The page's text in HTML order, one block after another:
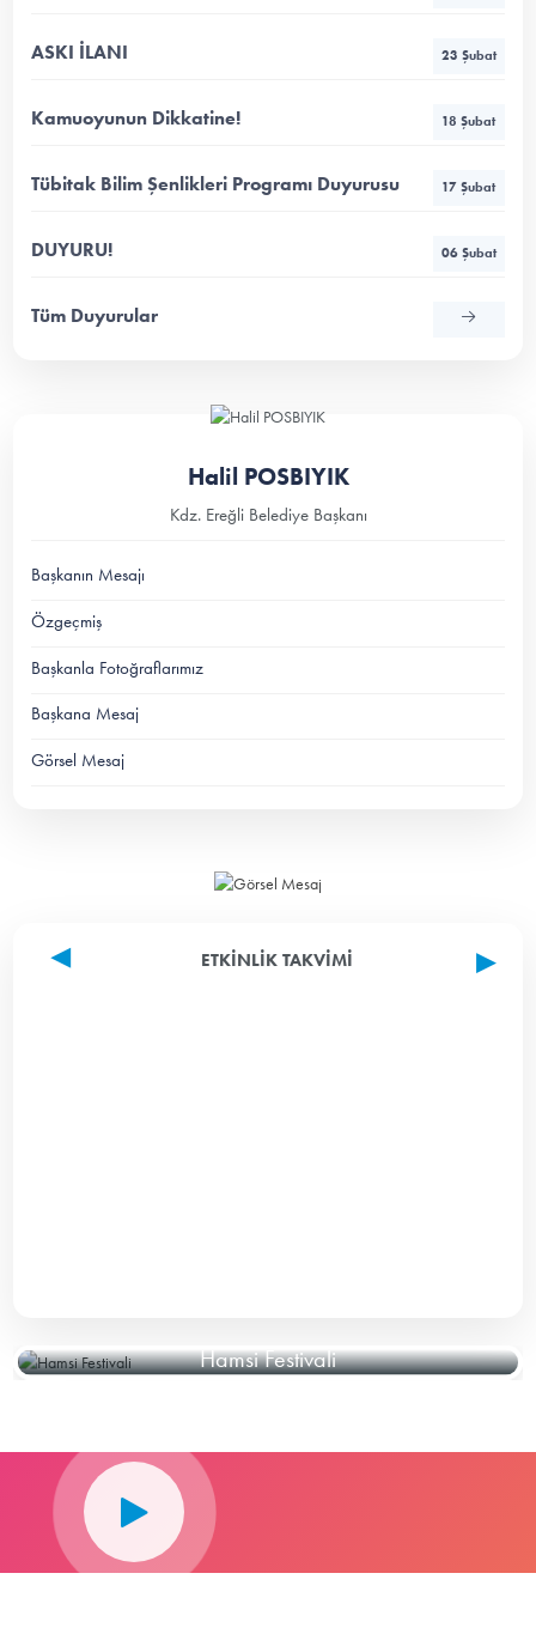
ASKI İLANI 23 Şubat
Kamuoyunun Dikkatine! 18 Şubat
Tübitak Bilim Şenlikleri Programı Duyurusu 17 Şubat
DUYURU! 06 Şubat
Tüm Duyurular
Halil POSBIYIK
Kdz. Ereğli Belediye Başkanı
Başkanın Mesajı
Özgeçmiş
Başkanla Fotoğraflarımız
Başkana Mesaj
Görsel Mesaj
ETKINLIK TAKVIMI
Hamsi Festivali